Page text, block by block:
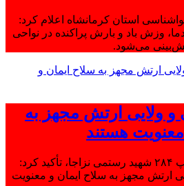
استان کرمانشاه اعلام کرد:
وزش باد و بارش پراکنده در نواحی
می‌شود.
و ولایی ارتش مجهز به
هستند
خرم‌آباد – فرمانده تیپ ۲۸۴ شهید رستمی نزاجا، تأکید کرد:
ارتش مجهز به سلاح ایمان و معنویت